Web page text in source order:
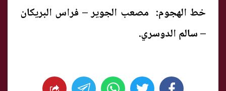
خط الهجوم: مصعب الجوير – فراس البريكان
– سالم الدوسري.